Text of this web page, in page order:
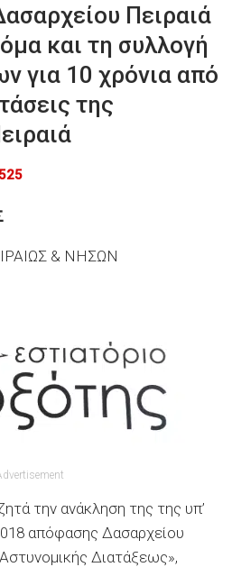
Πειραιά
και τη συλλογή
για 10 χρόνια από
της
& ΝΗΣΩΝ
την ανάκληση της της υπ’
απόφασης Δασαρχείου
Διατάξεως»,